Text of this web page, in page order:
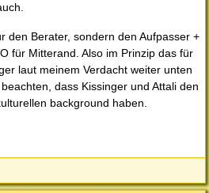
den Berater, sondern den Aufpasser +
für Mitterand. Also im Prinzip das für
laut meinem Verdacht weiter unten
dass Kissinger und Attali den
background haben.